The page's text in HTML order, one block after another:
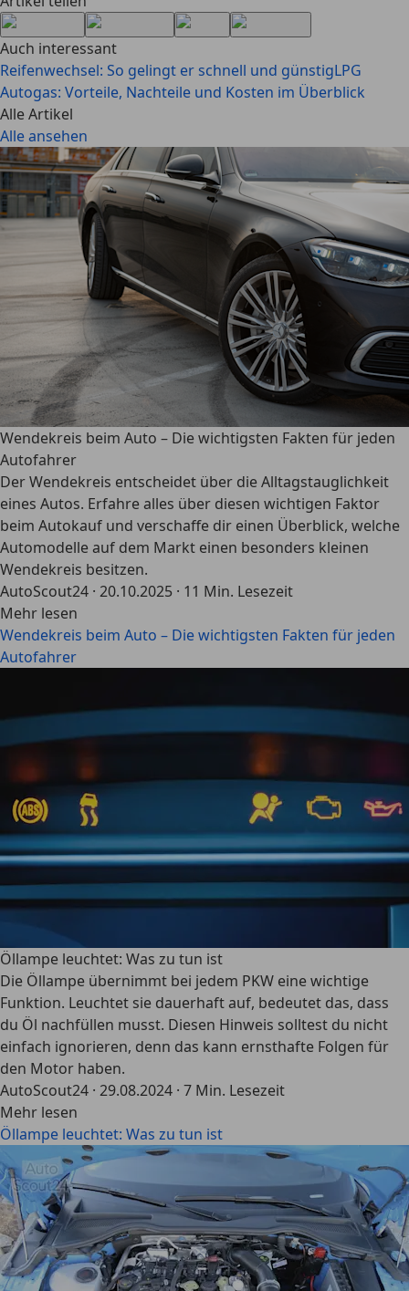
Auch interessant
Reifenwechsel: So gelingt er schnell und günstigLPG
Autogas: Vorteile, Nachteile und Kosten im Überblick
Alle Artikel
Alle ansehen
Wendekreis beim Auto – Die wichtigsten Fakten für jeden
Autofahrer
Der Wendekreis entscheidet über die Alltagstauglichkeit
eines Autos. Erfahre alles über diesen wichtigen Faktor
beim Autokauf und verschaffe dir einen Überblick, welche
Automodelle auf dem Markt einen besonders kleinen
Wendekreis besitzen.
AutoScout24 · 20.10.2025 · 11 Min. Lesezeit
Mehr lesen
Wendekreis beim Auto – Die wichtigsten Fakten für jeden
Autofahrer
Öllampe leuchtet: Was zu tun ist
Die Öllampe übernimmt bei jedem PKW eine wichtige
Funktion. Leuchtet sie dauerhaft auf, bedeutet das, dass
du Öl nachfüllen musst. Diesen Hinweis solltest du nicht
einfach ignorieren, denn das kann ernsthafte Folgen für
den Motor haben.
AutoScout24 · 29.08.2024 · 7 Min. Lesezeit
Mehr lesen
Öllampe leuchtet: Was zu tun ist